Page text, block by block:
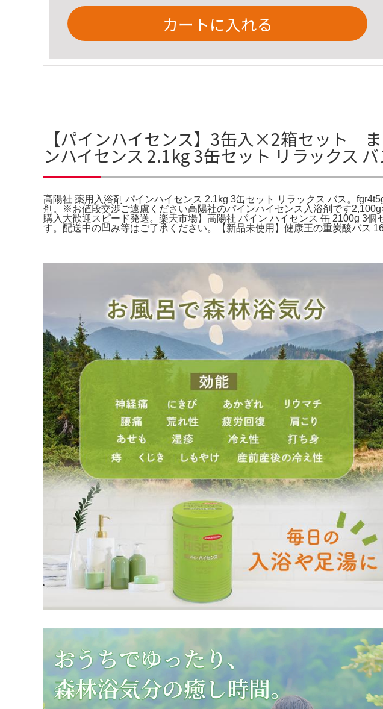
カートに入れる
【パインハイセンス】3缶入×2箱セット
ンハイセンス 2.1kg 3缶セット リラックス
高陽社 薬用入浴剤 パインハイセンス 2.1kg 3缶セット リラックス バス。
剤。※お値段交渉ご遠慮ください高陽社のパインハイセンス入浴剤です
購入大歓迎スピード発送。楽天市場】高陽社 パイン ハイセンス 缶 2100g 3
す。配送中の凹み等はご了承ください。【新品未使用】健康王の重炭酸バス